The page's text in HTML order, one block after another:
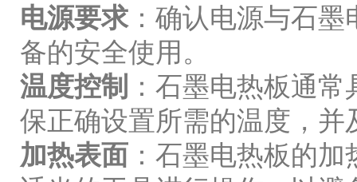
电源要求：确认电源与石墨
备的安全使用。
温度控制 ：石墨电热板通
保正确设置所需的温度，
加热表面 ：石墨电热板的